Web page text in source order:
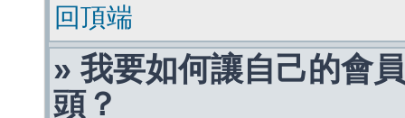
回頂端
» 我要如何讓自己的會
頭？